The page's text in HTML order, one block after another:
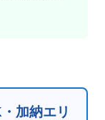
加納エリ